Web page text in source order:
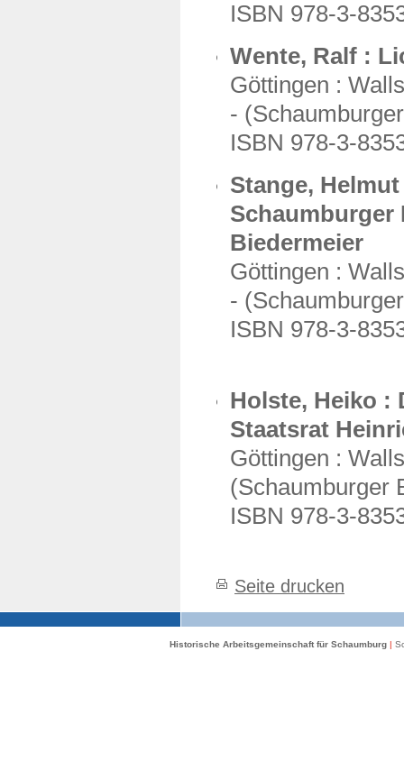
ISBN 978-3-
Wente, Ralf :
Göttingen :
-
ISBN 978-3-
Stange,
Schaumburger
Biedermeier
Göttingen :
-
ISBN 978-3-
Holste, Heiko :
Staatsrat
Göttingen :
(Schaumburger
ISBN 978-3-
Seite drucken
Historische Arbeitsgemeinschaft für Schaumburg |